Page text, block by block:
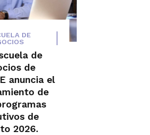
DE
de
de
anuncia el
de
de
2026.